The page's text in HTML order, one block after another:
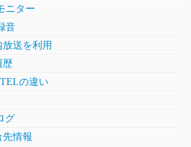
ニター
音
放送を利用
歴
の違い
グ
先情報